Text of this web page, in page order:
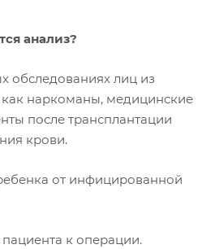
анализ?
лиц из
как наркоманы, медицинские
после трансплантации
крови.
от инфицированной
к операции.